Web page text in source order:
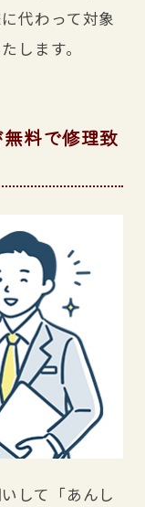
代わって対象
します。
料で修理致
して「あんし